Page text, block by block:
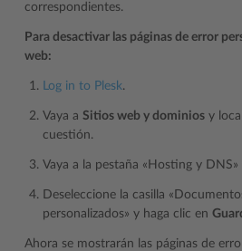
correspondientes.
Para desactivar las páginas de error
web:
Log in to Plesk.
Vaya a Sitios web y dominios y
cuestión.
Vaya a la pestaña «Hosting y DNS»
Deseleccione la casilla
personalizados» y haga clic en
Ahora se mostrarán las páginas de